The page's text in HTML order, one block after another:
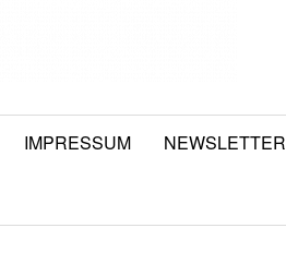
IMPRESSUM NEWSLETTER